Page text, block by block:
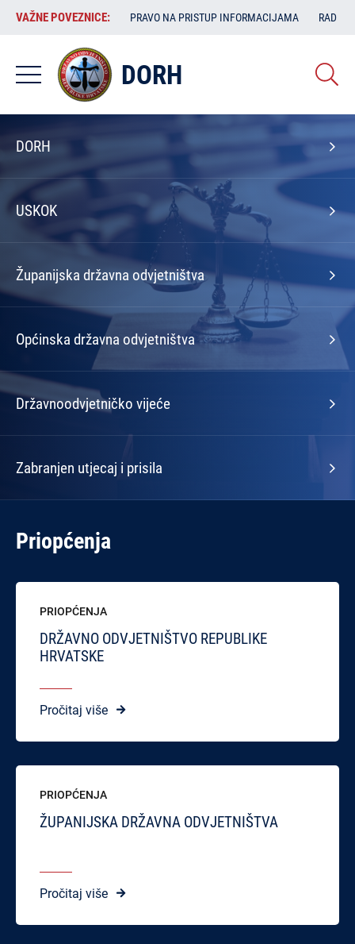
Skoči
sadržaj
VAŽNE
POVEZNICE:
VAŽNE POVEZNICE: PRAVO NA PRISTUP INFORMACIJAMA RAD
DORH
Izbornik
na
naslovnoj
DORH
USKOK
Županijska državna odvjetništva
Općinska državna odvjetništva
Državnoodvjetničko vijeće
Zabranjen utjecaj i prisila
Priopćenja
PRIOPĆENJA
DRŽAVNO ODVJETNIŠTVO REPUBLIKE
HRVATSKE
Pročitaj više
PRIOPĆENJA
ŽUPANIJSKA DRŽAVNA ODVJETNIŠTVA
Pročitaj više